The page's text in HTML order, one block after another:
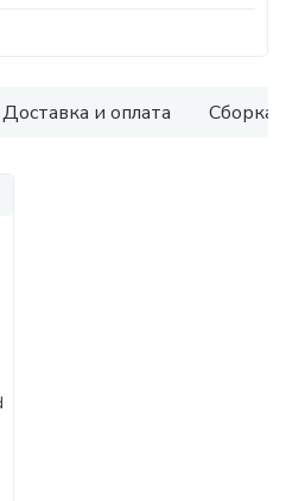
Доставка и оплата Сборка